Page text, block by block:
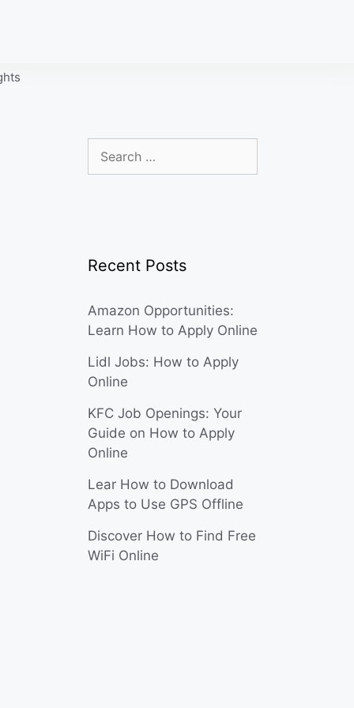
Recent Posts
Amazon Opportunities:
Learn How to Apply Online
Lidl Jobs: How to Apply
Online
KFC Job Openings: Your
Guide on How to Apply
Online
Lear How to Download
Apps to Use GPS Offline
Discover How to Find Free
WiFi Online